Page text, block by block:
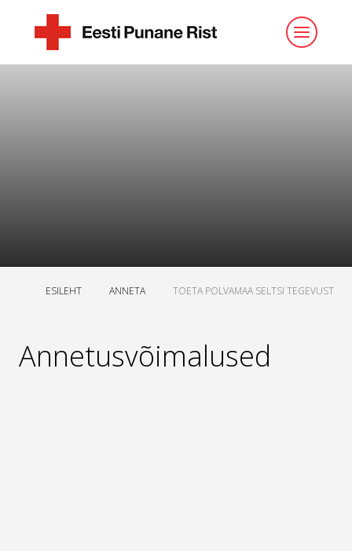
ESILEHT ANNETA TOETA POLVAMAA SELTSI TEGEVUST
Annetusvõimalused